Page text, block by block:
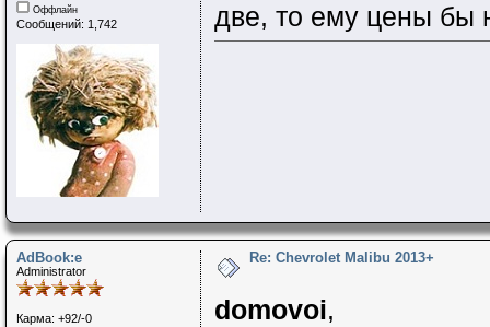
Оффлайн
Сообщений: 1,742
две, то ему цены бы
AdBook:e
Administrator
Карма: +92/-0
Re: Chevrolet Malibu 2013+
domovoi,